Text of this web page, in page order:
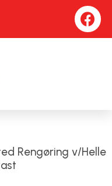
F
a
c
Rengøring v/Helle